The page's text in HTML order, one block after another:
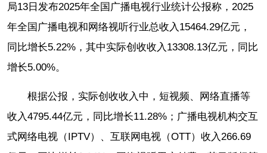
局13日发布2025年全国广播电视行业统计公报称，2025
年全国广播电视和网络视听行业总收入15464.29亿元，
同比增长5.22%，其中实际创收收入13308.13亿元，同比
增长5.00%。
根据公报，实际创收收入中，短视频、网络直播等
收入4795.44亿元，同比增长11.28%；广播电视机构交互
式网络电视（IPTV）、互联网电视（OTT）收入266.69